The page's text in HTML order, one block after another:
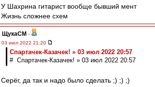
У Шахрина гитарист вообще бывший мент
Жизнь сложнее схем
ЩукаСМ -
03 июл 2022 21:20
Спартачек-Казачек! » 03 июл 2022 20:57
# Спартачек-Казачек! » 03 июл 2022 20:57
Серёг, да так и надо было сделать ;) ;) ;)